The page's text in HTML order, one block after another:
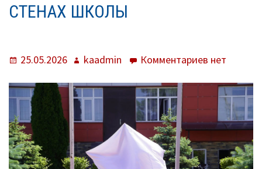
Документы
Постановления
Распоряжения
Приказы
Архив приказов
СТЕНАХ ШКОЛЫ
Опубликовано
25.05.2026 Автор
kaadmin Комментариев к
Кизилюрте
открыли
«Звезду
памяти»:
подвиг
нет